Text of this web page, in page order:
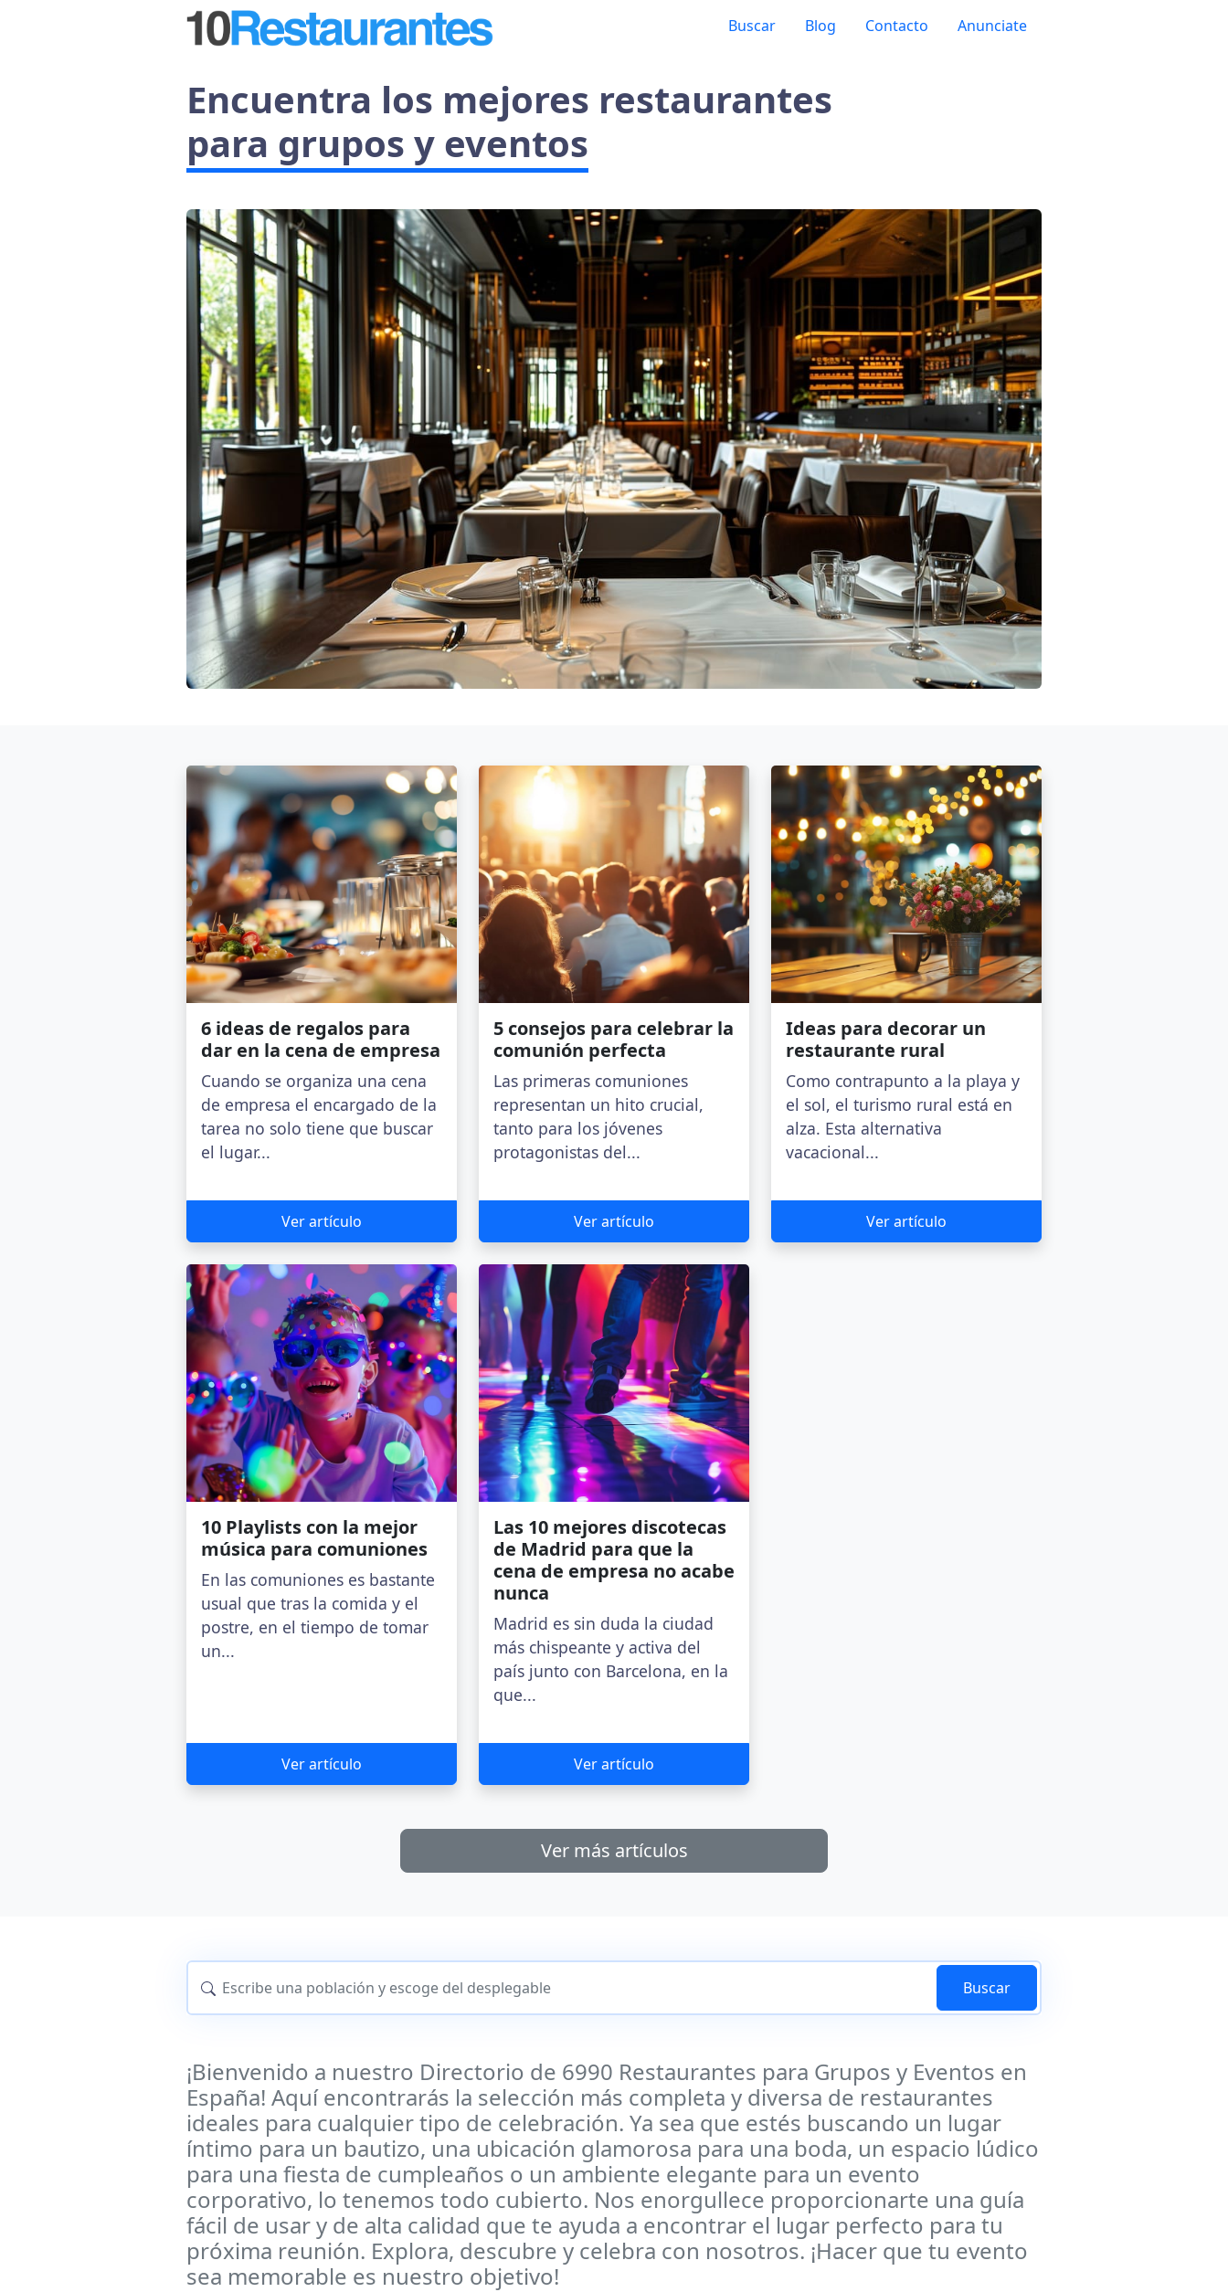
Buscar Blog Contacto Anunciate
Encuentra los mejores restaurantes
para grupos y eventos
6 ideas de regalos para
dar en la cena de empresa
Cuando se organiza una cena
de empresa el encargado de la
tarea no solo tiene que buscar
el lugar...
Ver artículo
5 consejos para celebrar la
comunión perfecta
Las primeras comuniones
representan un hito crucial,
tanto para los jóvenes
protagonistas del...
Ver artículo
Ideas para decorar un
restaurante rural
Como contrapunto a la playa y
el sol, el turismo rural está en
alza. Esta alternativa
vacacional...
Ver artículo
10 Playlists con la mejor
música para comuniones
En las comuniones es bastante
usual que tras la comida y el
postre, en el tiempo de tomar
un...
Ver artículo
Las 10 mejores discotecas
de Madrid para que la
cena de empresa no acabe
nunca
Madrid es sin duda la ciudad
más chispeante y activa del
país junto con Barcelona, en la
que...
Ver artículo
Ver más artículos
Buscar
¡Bienvenido a nuestro Directorio de 6990 Restaurantes para Grupos y Eventos en
España! Aquí encontrarás la selección más completa y diversa de restaurantes
ideales para cualquier tipo de celebración. Ya sea que estés buscando un lugar
íntimo para un bautizo, una ubicación glamorosa para una boda, un espacio lúdico
para una fiesta de cumpleaños o un ambiente elegante para un evento
corporativo, lo tenemos todo cubierto. Nos enorgullece proporcionarte una guía
fácil de usar y de alta calidad que te ayuda a encontrar el lugar perfecto para tu
próxima reunión. Explora, descubre y celebra con nosotros. ¡Hacer que tu evento
sea memorable es nuestro objetivo!